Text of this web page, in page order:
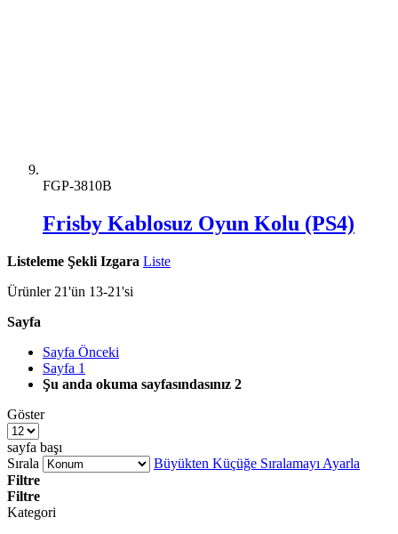
FGP-3810B
Frisby Kablosuz Oyun Kolu (PS4)
Listeleme Şekli Izgara Liste
Ürünler 21'ün 13-21'si
Sayfa
Sayfa Önceki
Sayfa 1
Şu anda okuma sayfasındasınız 2
Göster
sayfa başı
Sırala
Büyükten Küçüğe Sıralamayı Ayarla
Filtre
Filtre
Kategori